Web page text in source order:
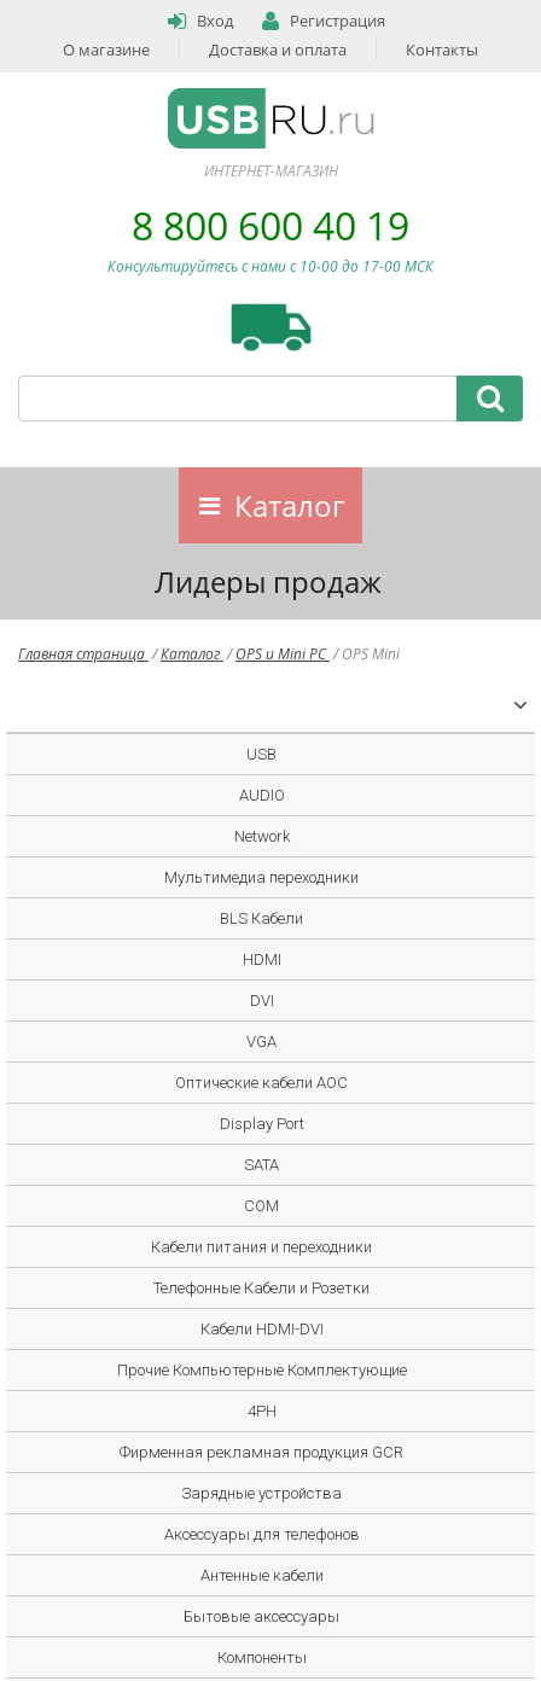
Вход
Регистрация
О магазине
Доставка и оплата Контакты
ИНТЕРНЕТ-МАГАЗИН
8 800 600 40 19
Консультируйтесь с нами c 10-00 до 17-00 МСК
Каталог
Лидеры продаж
Главная страница /Каталог / OPS и Mini PC / OPS Mini
USB
AUDIO
Network
Мультимедиа переходники
BLS Кабели
HDMI
DVI
VGA
Оптические кабели AOC
Display Port
SATA
COM
Кабели питания и переходники
Телефонные Кабели и Розетки
Кабели HDMI-DVI
Прочие Компьютерные Комплектующие
4PH
Фирменная рекламная продукция GCR
Зарядные устройства
Аксессуары для телефонов
Антенные кабели
Бытовые аксессуары
Компоненты